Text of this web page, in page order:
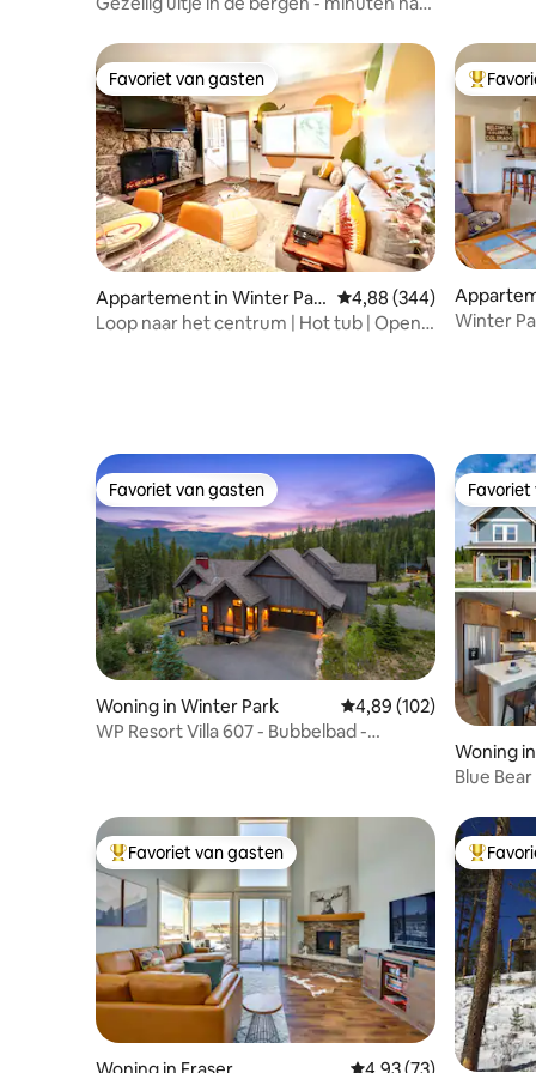
Favoriet van gasten
Favoriet van gasten
Appartement in Winter Par
k
Gemiddelde
4,88 (344)
Loop naar het centrum | Hot tub | Open
Winter
Favoriet van gasten
Favoriet van gasten
Woning in Winter Park Gemiddelde
4,89 (102)
WP Resort Villa 607 - Bubbelbad -
Woning
Blue
Topfavoriet van gasten
Favoriet van gasten